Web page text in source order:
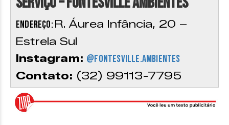
Endereço:R. Áurea Infância, 20 –
Estrela Sul
Instagram: @fontesville.ambientes
Contato: (32) 99113-7795